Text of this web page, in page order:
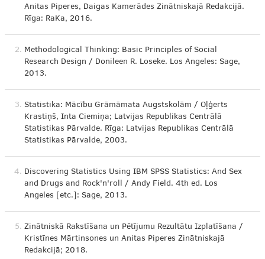
Anitas Piperes, Daigas Kamerādes Zinātniskajā Redakcijā.
Rīga: RaKa, 2016.
2. Methodological Thinking: Basic Principles of Social
Research Design / Donileen R. Loseke. Los Angeles: Sage,
2013.
3. Statistika: Mācību Grāmāmata Augstskolām / Oļģerts
Krastiņš, Inta Ciemiņa; Latvijas Republikas Centrālā
Statistikas Pārvalde. Rīga: Latvijas Republikas Centrālā
Statistikas Pārvalde, 2003.
4. Discovering Statistics Using IBM SPSS Statistics: And Sex
and Drugs and Rock'n'roll / Andy Field. 4th ed. Los
Angeles [etc.]: Sage, 2013.
5. Zinātniskā Rakstīšana un Pētījumu Rezultātu Izplatīšana /
Kristīnes Mārtinsones un Anitas Piperes Zinātniskajā
Redakcijā; 2018.